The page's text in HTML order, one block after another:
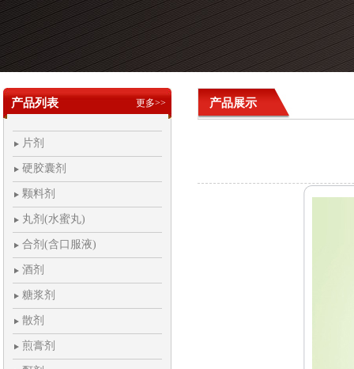
产品列表 更多>>
片剂
硬胶囊剂
颗料剂
丸剂(水蜜丸)
合剂(含口服液)
酒剂
糖浆剂
散剂
煎膏剂
产品展示